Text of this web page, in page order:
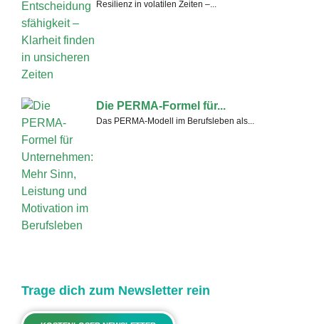
Resilienz in volatilen Zeiten –...
Die PERMA-Formel für...
Das PERMA-Modell im Berufsleben als...
Trage dich zum Newsletter rein